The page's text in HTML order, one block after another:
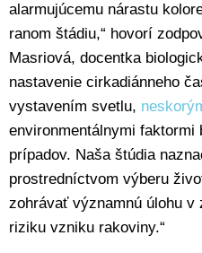
alarmujúcemu nárastu
ranom štádiu,“ hovorí
Masriová, docentka
nastavenie cirkadiánneho
vystavením svetlu,
environmentálnymi
prípadov. Naša štúdia
prostredníctvom výberu
zohrávať významnú úlohu
riziku vzniku rakoviny.“